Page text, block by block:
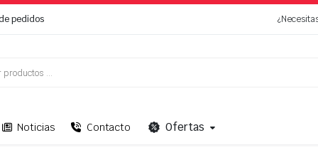
pedidos
Noticias Contacto Ofertas